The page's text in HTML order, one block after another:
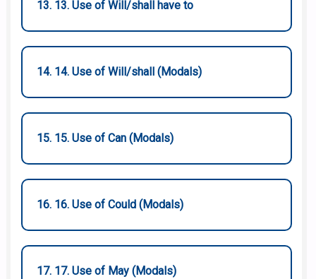
13. 13. Use of Will/shall have to
14. 14. Use of Will/shall (Modals)
15. 15. Use of Can (Modals)
16. 16. Use of Could (Modals)
17. 17. Use of May (Modals)